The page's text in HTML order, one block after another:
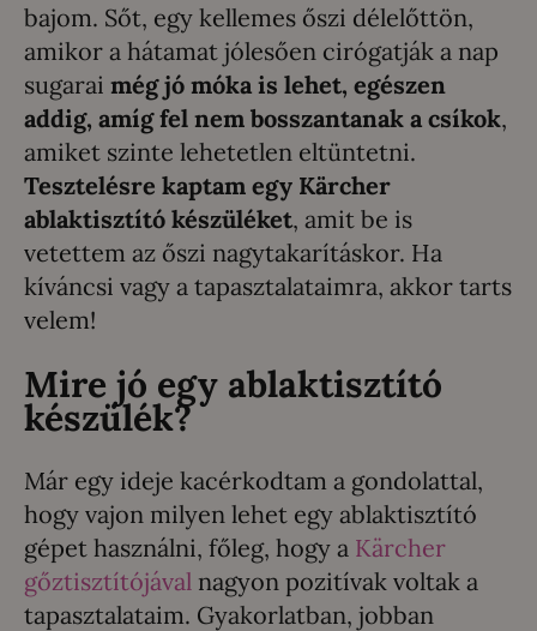
bajom. Sőt, egy kellemes őszi délelőttön,
amikor a hátamat jólesően cirógatják a nap
sugarai még jó móka is lehet, egészen
addig, amíg fel nem bosszantanak a csíkok,
amiket szinte lehetetlen eltüntetni.
Tesztelésre kaptam egy Kärcher
ablaktisztító készüléket, amit be is
vetettem az őszi nagytakarításkor. Ha
kíváncsi vagy a tapasztalataimra, akkor tarts
velem!
Mire jó egy ablaktisztító
készülék?
Már egy ideje kacérkodtam a gondolattal,
hogy vajon milyen lehet egy ablaktisztító
gépet használni, főleg, hogy a Kärcher
gőztisztítójával nagyon pozitívak voltak a
tapasztalataim. Gyakorlatban, jobban